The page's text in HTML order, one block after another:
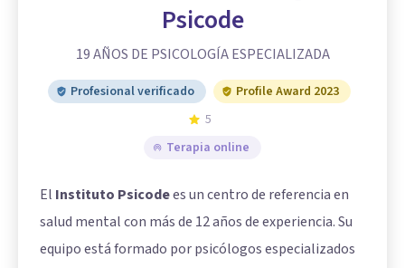
Psicode
19 AÑOS DE PSICOLOGÍA ESPECIALIZADA
Profesional verificado
Profile Award 2023
5
Terapia online
El Instituto Psicodees un centro de referencia en
salud mental con más de 12 años de experiencia. Su
equipo está formado por psicólogos especializados